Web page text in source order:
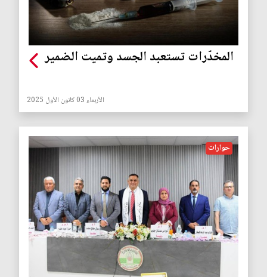
المخدّرات تستعبد الجسد وتميت الضمير
الأربعاء 03 كانون الأول 2025
حوارات